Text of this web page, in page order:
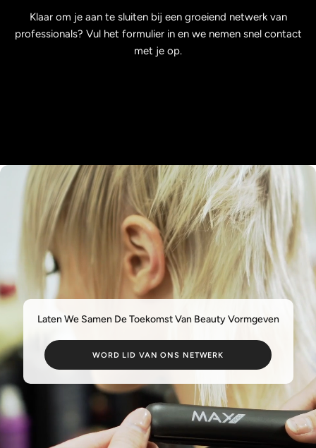
Klaar om je aan te sluiten bij een groeiend netwerk van
professionals? Vul het formulier in en we nemen snel contact
met je op.
Laten We Samen De Toekomst Van Beauty Vormgeven
WORD LID VAN ONS NETWERK